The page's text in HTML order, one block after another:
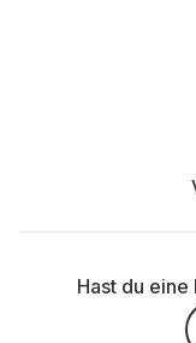
Hast du